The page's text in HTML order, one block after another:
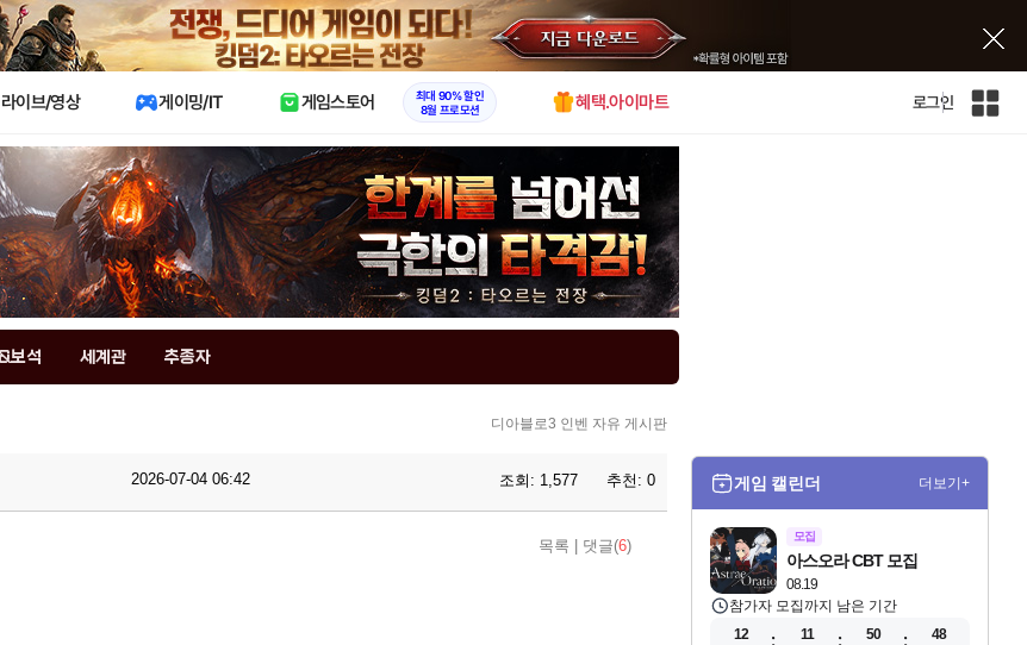
X
라이브/영상 게이밍/IT 게임스토어
최대 90% 할인
8월 프로모션
혜택.아이마트 로그인
인
보석 세계관 추종자
디아블로3 인벤 자유 게시판
2026-07-04 06:42 조회: 1,577 추천: 0
목록 댓글(6)
게임 캘린더 더보기+
모집
08.19
아스오라 CBT 모집
참가자 모집까지 남은 기간
12
11 50 47